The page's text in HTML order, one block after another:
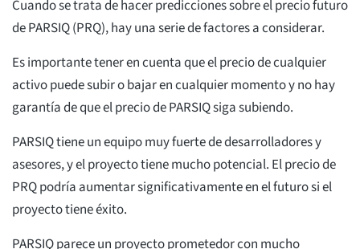
Cuando se trata de hacer predicciones sobre el precio futuro
de PARSIQ (PRQ), hay una serie de factores a considerar.
Es importante tener en cuenta que el precio de cualquier
activo puede subir o bajar en cualquier momento y no hay
garantía de que el precio de PARSIQ siga subiendo.
PARSIQ tiene un equipo muy fuerte de desarrolladores y
asesores, y el proyecto tiene mucho potencial. El precio de
PRQ podría aumentar significativamente en el futuro si el
proyecto tiene éxito.
PARSIQ parece un proyecto prometedor con mucho